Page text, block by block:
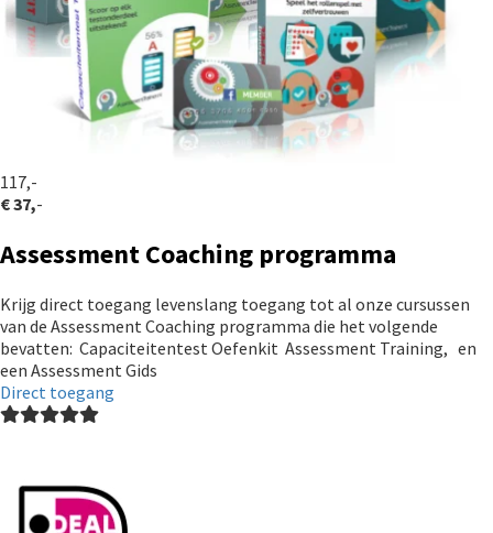
117,-
€ 37,-
Assessment Coaching programma
Krijg direct toegang levenslang toegang tot al onze cursussen
van de Assessment Coaching programma die het volgende
bevatten: Capaciteitentest Oefenkit Assessment Training, en
een Assessment Gids
Direct toegang